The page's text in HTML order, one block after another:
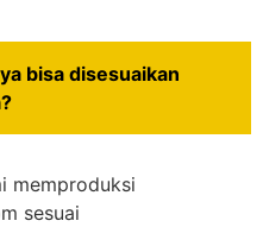
bisa disesuaikan
memproduksi
sesuai